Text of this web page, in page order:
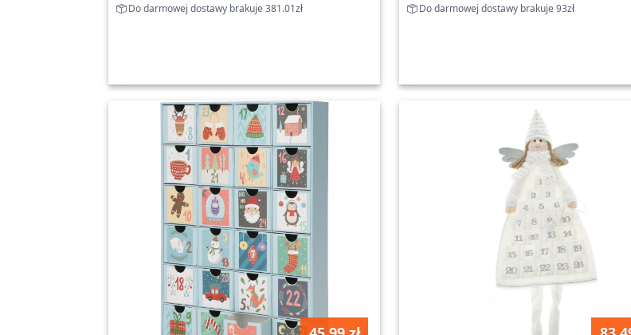
Do darmowej dostawy brakuje 381.01zł
Do darmowej dostawy brakuje 93zł